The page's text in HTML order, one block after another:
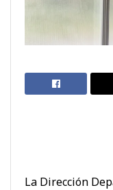
La Dirección